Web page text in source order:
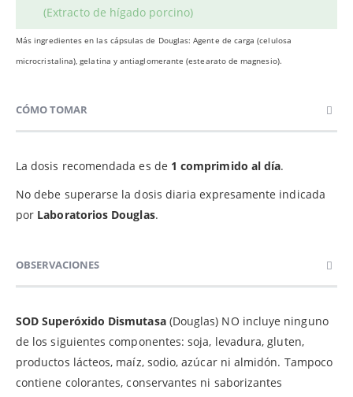
(Extracto de hígado porcino)
Más ingredientes en las cápsulas de Douglas: Agente de carga (celulosa
microcristalina), gelatina y antiaglomerante (estearato de magnesio).
CÓMO TOMAR
La dosis recomendada es de 1 comprimido al día.
No debe superarse la dosis diaria expresamente indicada
por Laboratorios Douglas.
OBSERVACIONES
SOD Superóxido Dismutasa(Douglas) NO incluye ninguno
de los siguientes componentes: soja, levadura, gluten,
productos lácteos, maíz, sodio, azúcar ni almidón. Tampoco
contiene colorantes, conservantes ni saborizantes